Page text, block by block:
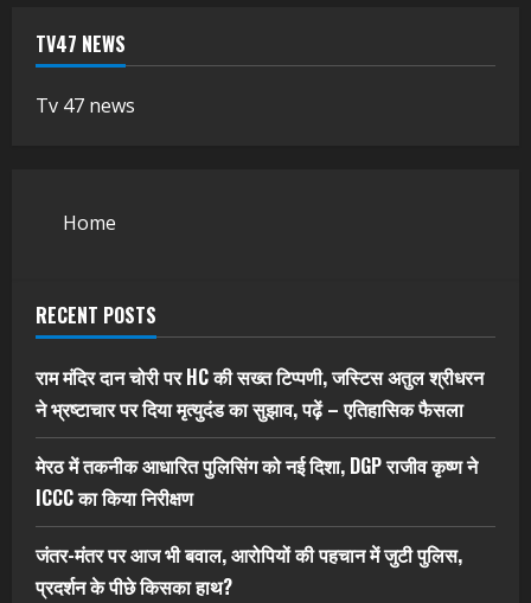
TV47 NEWS
Tv 47 news
Home
RECENT POSTS
राम मंदिर दान चोरी पर HC की सख्त टिप्पणी, जस्टिस अतुल श्रीधरन
ने भ्रष्टाचार पर द‍िया मृत्युदंड का सुझाव, पढ़ें – एत‍िहास‍िक फैसला
मेरठ में तकनीक आधारित पुलिसिंग को नई दिशा, DGP राजीव कृष्ण ने
ICCC का किया निरीक्षण
जंतर-मंतर पर आज भी बवाल, आरोपियों की पहचान में जुटी पुलिस,
प्रदर्शन के पीछे किसका हाथ?